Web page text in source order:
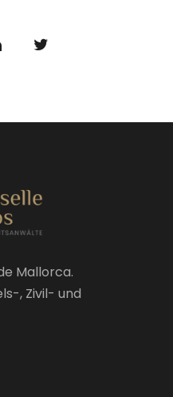
Mallorca.
, Zivil- und